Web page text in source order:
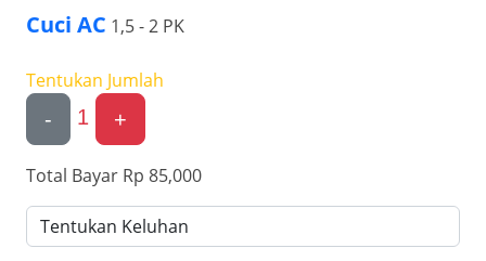
Cuci AC 1,5 - 2 PK
Tentukan Jumlah
-
1 +
Total Bayar Rp 85,000